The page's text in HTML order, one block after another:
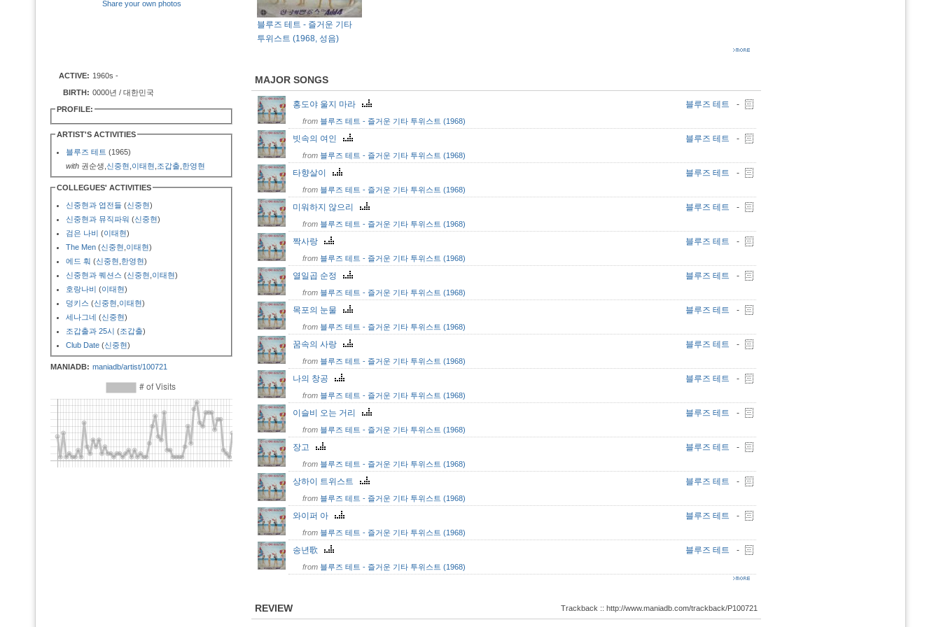
Share your own photos
ACTIVE: 1960s -
BIRTH: 0000년 / 대한민국
PROFILE:
ARTIST'S ACTIVITIES
블루즈 테트 (1965)
with 권순생, 신중현 이태현 조갑출 한영현
COLLEGUES' ACTIVITIES
신중현과 엽전들 (신중현)
신중현과 뮤직파워 (신중현)
검은 나비 (이태현)
The Men (신중현 이태현)
에드 훠 (신중현 한영현)
신중현과 퀘션스 (신중현 이태현)
호랑나비 (이태현)
덩키스 (신중현 이태현)
세나그네 (신중현)
조갑출과 25시 (조갑출)
Club Date (신중현)
MANIADB: maniadb/artist/100721
블루즈 테트 - 즐거운 기타
투위스트 (1968, 성음)
MAJOR SONGS
홍도야 울지 마라 블루즈 테트 -
from 블루즈 테트 - 즐거운 기타 투위스트 (1968)
빗속의 여인 블루즈 테트 -
from 블루즈 테트 - 즐거운 기타 투위스트 (1968)
타향살이 블루즈 테트 -
from 블루즈 테트 - 즐거운 기타 투위스트 (1968)
미워하지 않으리 블루즈 테트 -
from 블루즈 테트 - 즐거운 기타 투위스트 (1968)
짝사랑 블루즈 테트 -
from 블루즈 테트 - 즐거운 기타 투위스트 (1968)
열일곱 순정 블루즈 테트 -
from 블루즈 테트 - 즐거운 기타 투위스트 (1968)
목포의 눈물 블루즈 테트 -
from 블루즈 테트 - 즐거운 기타 투위스트 (1968)
꿈속의 사랑 블루즈 테트 -
from 블루즈 테트 - 즐거운 기타 투위스트 (1968)
나의 창공 블루즈 테트 -
from 블루즈 테트 - 즐거운 기타 투위스트 (1968)
이슬비 오는 거리 블루즈 테트 -
from 블루즈 테트 - 즐거운 기타 투위스트 (1968)
장고 블루즈 테트 -
from 블루즈 테트 - 즐거운 기타 투위스트 (1968)
상하이 트위스트 블루즈 테트 -
from 블루즈 테트 - 즐거운 기타 투위스트 (1968)
와이퍼 아 블루즈 테트 -
from 블루즈 테트 - 즐거운 기타 투위스트 (1968)
송년歌 블루즈 테트 -
from 블루즈 테트 - 즐거운 기타 투위스트 (1968)
REVIEW Trackback :: http://www.maniadb.com/trackback/P100721